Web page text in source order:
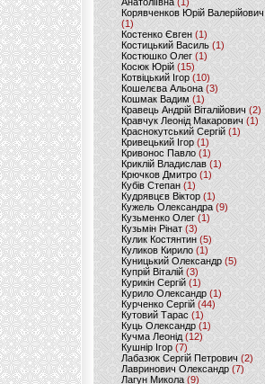
Корявченков Юрій Валерійович
(1)
Костенко Євген (1)
Костицький Василь (1)
Костюшко Олег (1)
Косюк Юрій (15)
Котвіцький Ігор (10)
Кошелєва Альона(3)
Кошмак Вадим (1)
Кравець Андрій Віталійович (2)
Кравчук Леонід Макарович (1)
Краснокутський Сергій (1)
Кривецький Ігор (1)
Кривонос Павло (1)
Криклій Владислав (1)
Крючков Дмитро(1)
Кубів Степан(1)
Кудрявцєв Віктор (1)
Кужель Олександра (9)
Кузьменко Олег (1)
Кузьмін Рінат(3)
Кулик Костянтин(5)
Куликов Кирило (1)
Куницький Олександр (5)
Купрій Віталій (3)
Курикін Сергій(1)
Курило Олександр (1)
Курченко Сергій (44)
Кутовий Тарас (1)
Куць Олександр (1)
Кучма Леонід (12)
Кушнір Ігор(7)
Лабазюк Сергій Петрович (2)
Лавринович Олександр(7)
Лагун Микола(9)